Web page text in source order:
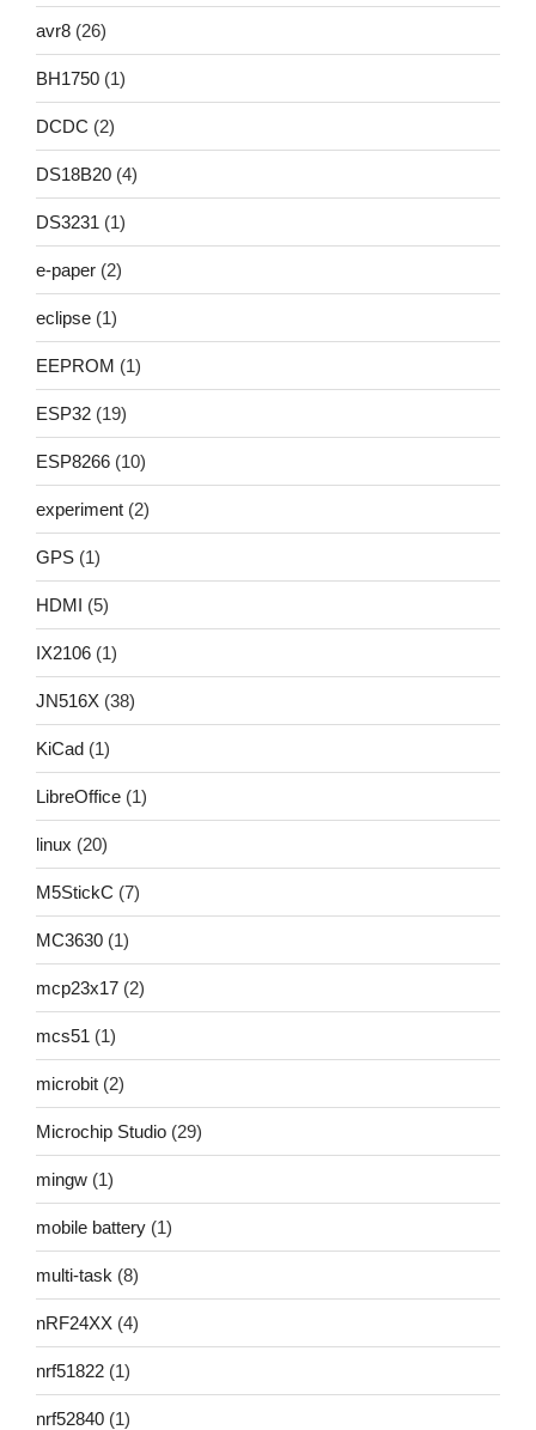
avr8 (26)
BH1750 (1)
DCDC (2)
DS18B20 (4)
DS3231 (1)
e-paper (2)
eclipse (1)
EEPROM (1)
ESP32 (19)
ESP8266 (10)
experiment (2)
GPS (1)
HDMI (5)
IX2106 (1)
JN516X (38)
KiCad (1)
LibreOffice (1)
linux (20)
M5StickC (7)
MC3630 (1)
mcp23x17 (2)
mcs51 (1)
microbit (2)
Microchip Studio (29)
mingw (1)
mobile battery (1)
multi-task (8)
nRF24XX (4)
nrf51822 (1)
nrf52840 (1)